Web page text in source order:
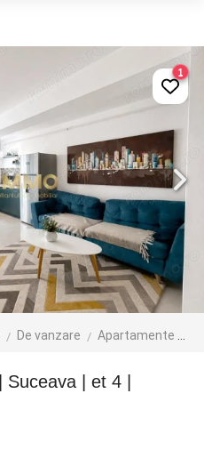
De vanzare Apartamente de vanzare
1